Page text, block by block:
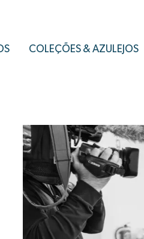
COLEÇÕES & AZULEJOS